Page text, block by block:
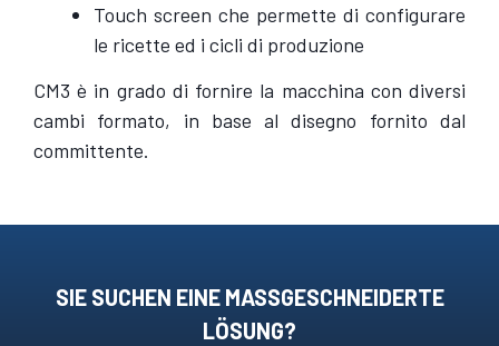
Touch screen che permette di configurare
le ricette ed i cicli di produzione
CM3 è in grado di fornire la macchina con diversi
cambi formato, in base al disegno fornito dal
committente.
SIE SUCHEN EINE MASSGESCHNEIDERTE L
ÖSUNG?